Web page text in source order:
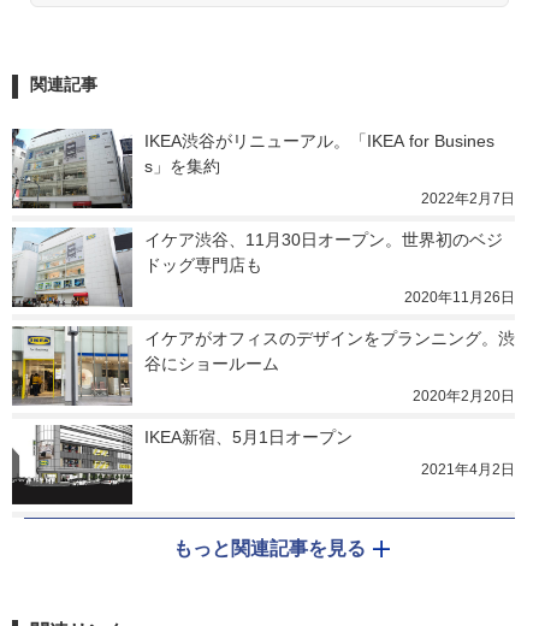
関連記事
IKEA渋谷がリニューアル。「IKEA for Busines
s」を集約
2022年2月7日
イケア渋谷、11月30日オープン。世界初のベジ
ドッグ専門店も
2020年11月26日
イケアがオフィスのデザインをプランニング。渋
谷にショールーム
2020年2月20日
IKEA新宿、5月1日オープン
2021年4月2日
もっと関連記事を見る